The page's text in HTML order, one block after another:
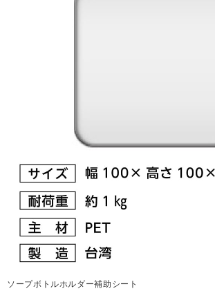
ソープボトルホルダー補助シート